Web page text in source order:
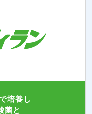
培養し
菌と